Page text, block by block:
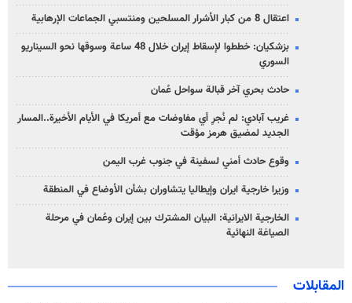
اعتقال 8 من كبار الأشرار المسلحين ومنتسبي الجماعات الإرهابية
بزشكيان: خططوا لإسقاط إيران خلال 48 ساعة وسوقها نحو السيناريو
السوري
حادث بحري آخر قبالة سواحل عُمان
غريب آبادي: لم نُجرِ أي مفاوضات مع أمريكا في الأيام الأخيرة..المسار
الجديد لمضيق هرمز مؤقت
وقوع حادث أمني لسفينة في جنوب غرب اليمن
وزيرا خارجية ايران وإيطاليا يتشاوران بشأن الأوضاع في المنطقة
الخارجية الايرانية: البيان المشترك بين إيران وعُمان في مرحلة
الصياغة النهائية
المقابلات